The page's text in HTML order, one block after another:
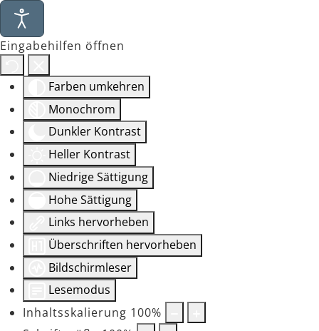
Eingabehilfen öffnen
Farben umkehren
Monochrom
Dunkler Kontrast
Heller Kontrast
Niedrige Sättigung
Hohe Sättigung
Links hervorheben
Überschriften hervorheben
Bildschirmleser
Lesemodus
Inhaltsskalierung 100%